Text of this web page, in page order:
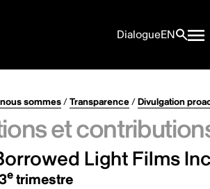
DialogueEN
sommes/Transparence/Divulgation
et
Light Films
etrimestre